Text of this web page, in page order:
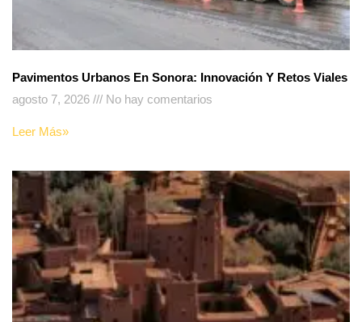
Pavimentos Urbanos En Sonora: Innovación Y Retos Viales
agosto 7, 2026
No hay comentarios
Leer Más»